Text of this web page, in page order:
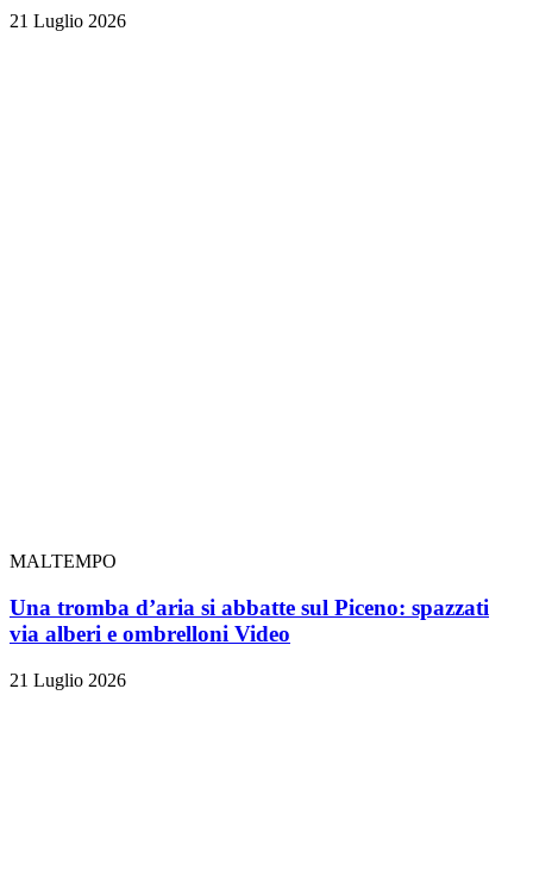
21 Luglio 2026
MALTEMPO
Una tromba d’aria si abbatte sul Piceno: spazzati
via alberi e ombrelloni Video
21 Luglio 2026